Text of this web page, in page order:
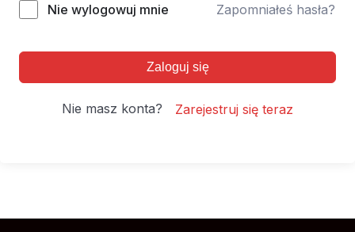
Nie wylogowuj mnie Zapomniałeś hasła?
Zaloguj się
Nie masz konta? Zarejestruj się teraz